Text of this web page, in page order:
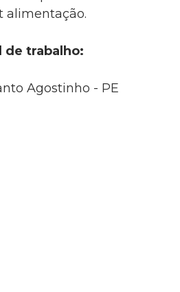
alimentação.
de trabalho:
Agostinho - PE